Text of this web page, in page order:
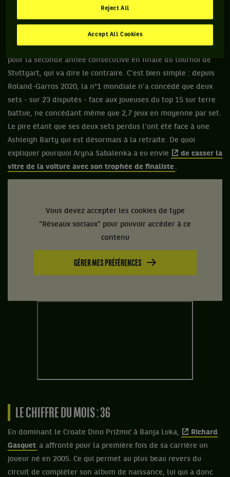
Après un mois de repos, Iga Świąteka profité du retour de
la terre battue pour rappeler qu’elle était bien la reine de
cette surface. Et ce n’est pas
Aryna Sabalenka, battue
pour la seconde année consécutive en finale du tournoi de
Stuttgart, qui va dire le contraire. C’est bien simple : depuis
Roland-Garros 2020, la n°1 mondiale n’a concédé que deux
sets - sur 23 disputés - face aux joueuses du top 15 sur terre
battue, ne concédant même que 2,7 jeux en moyenne par set.
Le pire étant que ses deux sets perdus l’ont été face à une
Ashleigh Barty qui est désormais à la retraite. De quoi
expliquer pourquoi Aryna Sabalenka a eu envie
de casser la
vitre de la voiture avec son trophée de finaliste .
Vous devez accepter les cookies de type
"Réseaux sociaux" pour pouvoir accéder à ce
contenu
GÉRER MES PRÉFÉRENCES
LE CHIFFRE DU MOIS : 36
En dominant le Croate Dino Prižmić à Banja Luka,
Richard
Gasquet a affronté pour la première fois de sa carrière un
joueur né en 2005. Ce qui permet au plus beau revers du
circuit de compléter son album de naissance, lui qui a donc
Reject All
Accept All Cookies